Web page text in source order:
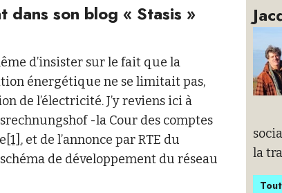
dans son blog « Stasis »
d’insister sur le fait que la
énergétique ne se limitait pas,
de l’électricité. J’y reviens ici à
-la Cour des comptes
[1] , et de l’annonce par RTE du
de développement du réseau
la